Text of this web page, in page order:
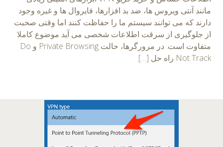
مانند آنتی ویروس ها، ضد بد افزارها، فایروال ها و غیره وجود
دارند که می توانند سیستم ما را حفاظت کنند اما وقتی صحبت
از جلوگیری از سرقت اطلاعات شخصی می آید موضوع کاملا
متفاوت است. در مرورگرها، حالت Private Browsing و Do
Not Track راه حل […]